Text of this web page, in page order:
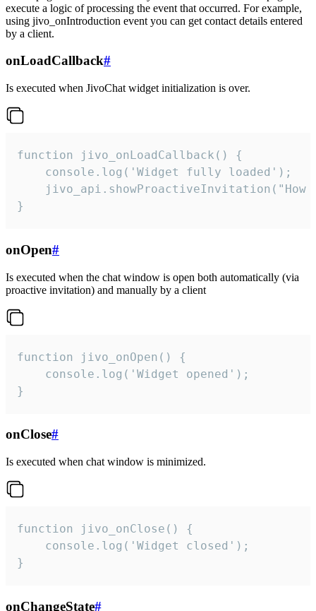
execute a logic of processing the event that occurred. For example,
using jivo_onIntroduction event you can get contact details entered
by a client.
onLoadCallback#
Is executed when JivoChat widget initialization is over.
function jivo_onLoadCallback() {
    console.log('Widget fully loaded');
jivo_api.showProactiveInvitation("How
}
onOpen#
Is executed when the chat window is open both automatically (via
proactive invitation) and manually by a client
function jivo_onOpen() {
    console.log('Widget opened');
}
onClose#
Is executed when chat window is minimized.
function jivo_onClose() {
    console.log('Widget closed');
}
onChangeState#